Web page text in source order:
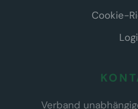
Cookie-
Verband